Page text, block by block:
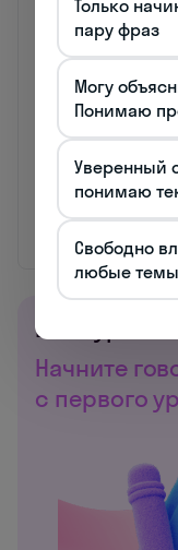
Ich habe an
verschiedenen
Projekten
teilgenommen. (Я
участвовал в
различных
проектах)
Ich arbeitete mit
Kunden. (Я работал
клиентами)
Все курсы
Начните
с первого
Только
пару фраз
Могу
Понимаю
Уверенный
понимаю
Свободно
любые темы